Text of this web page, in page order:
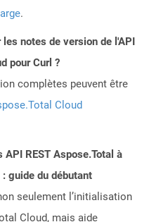
.
notes de version de l'API
pour Curl ?
complètes peuvent être
Cloud
API REST Aspose.Total à
: guide du débutant
seulement l’initialisation
Cloud, mais aide